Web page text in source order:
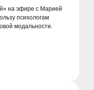
на эфире с Марией
психологам
модальности.